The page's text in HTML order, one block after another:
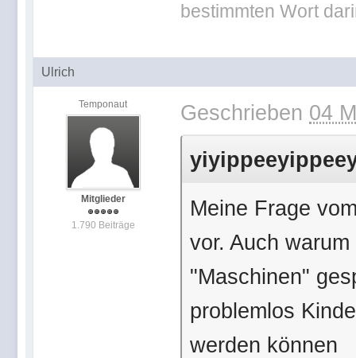
bestimmten Wort
Ulrich
Temponaut
Mitglieder
1.790 Beiträge
Geschrieben 04
Meine Frage
vor. Auch
"Maschinen"
problemlos
werden können